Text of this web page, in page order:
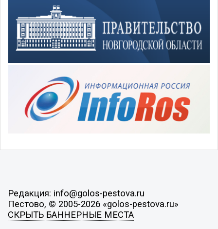
Редакция: info@golos-pestova.ru
Пестово, © 2005-2026 «golos-pestova.ru»
СКРЫТЬ БАННЕРНЫЕ МЕСТА